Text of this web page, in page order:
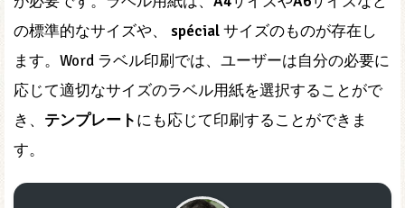
の標準的なサイズや、
spécialサイズのものが存在し
ます。Word ラベル印刷では、ユーザーは自分の必要に
応じて適切なサイズのラベル用紙を選択することがで
き、 テンプレートにも応じて印刷することができま
す。